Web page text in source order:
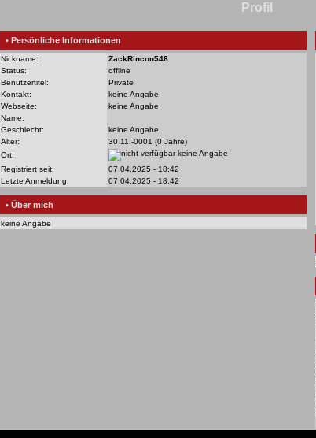
Profil
• Persönliche Informationen
Nickname:
ZackRincon548
Status:
offline
Benutzertitel:
Private
Kontakt:
keine Angabe
Webseite:
keine Angabe
Name:
Geschlecht:
keine Angabe
Alter:
30.11.-0001 (0 Jahre)
Ort:
keine Angabe
Registriert seit:
07.04.2025 - 18:42
Letzte Anmeldung:
07.04.2025 - 18:42
• Über mich
keine Angabe